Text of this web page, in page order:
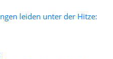
leiden unter der Hitze: